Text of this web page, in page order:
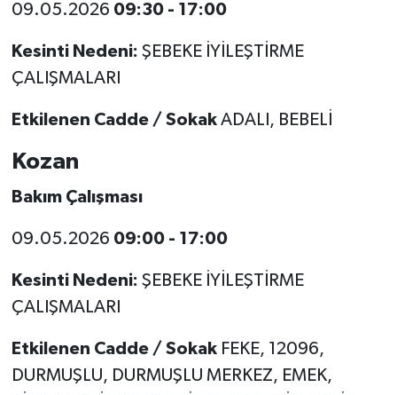
09.05.2026 09:30 - 17:00
Kesinti Nedeni: ŞEBEKE İYİLEŞTİRME
ÇALIŞMALARI
Etkilenen Cadde / SokakADALI, BEBELİ
Kozan
Bakım Çalışması
09.05.2026 09:00 - 17:00
Kesinti Nedeni: ŞEBEKE İYİLEŞTİRME
ÇALIŞMALARI
Etkilenen Cadde / SokakFEKE, 12096,
DURMUŞLU, DURMUŞLU MERKEZ, EMEK,